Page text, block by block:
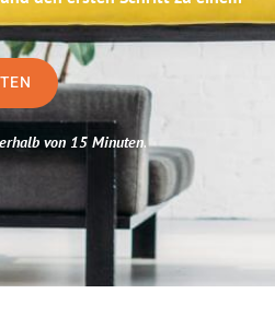
von 15 Minuten.